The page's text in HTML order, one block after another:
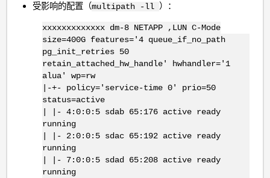
受影响的配置（multipath -ll）：
xxxxxxxxxxxxx dm-8 NETAPP ,LUN C-Mode
size=400G features='4 queue_if_no_path
pg_init_retries 50
retain_attached_hw_handle' hwhandler='1
alua' wp=rw
|-+- policy='service-time 0' prio=50
status=active
| |- 4:0:0:5 sdab 65:176 active ready
running
| |- 2:0:0:5 sdac 65:192 active ready
running
| |- 7:0:0:5 sdad 65:208 active ready
running